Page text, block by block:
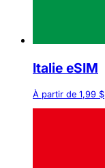
Italie eSIM
À partir de 1,99 $